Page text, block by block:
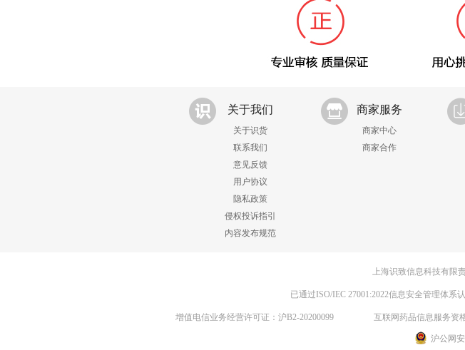
关于我们
关于识货
联系我们
意见反馈
用户协议
隐私政策
侵权投诉指引
内容发布规范
商家服务
商家中心
商家合作
上海识致信息科技有限
已通过ISO/IEC 27001:2022信息安全管理体系
增值电信业务经营许可证：沪B2-20200099 互联网药品信息服务资
沪公网